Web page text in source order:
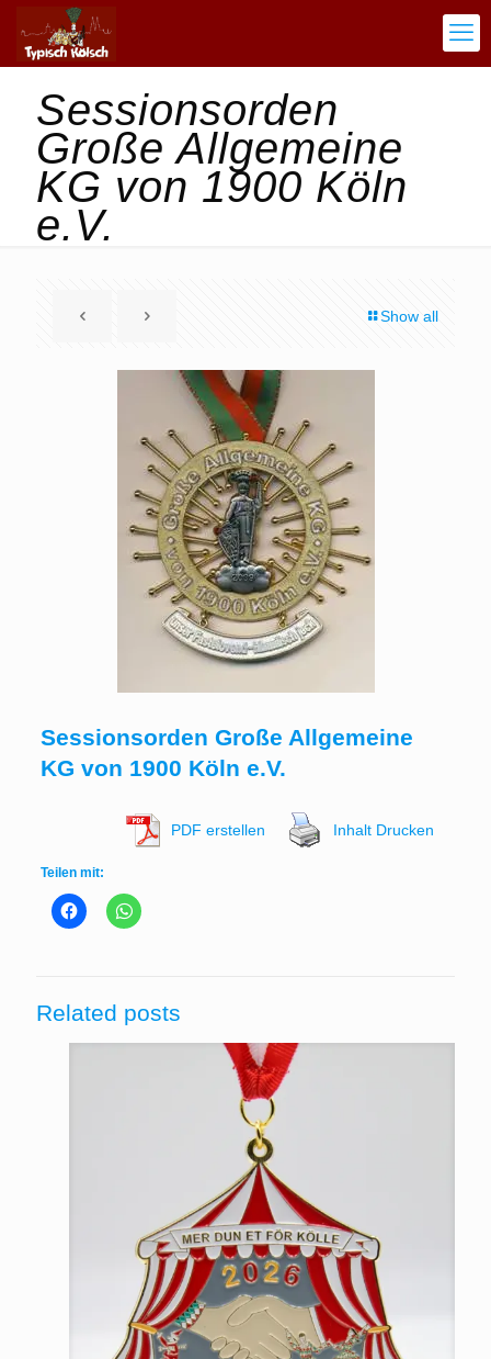
Sessionsorden
Große Allgemeine
KG von 1900 Köln
e.V.
Show all
Sessionsorden Große Allgemeine
KG von 1900 Köln e.V.
PDF erstellen Inhalt Drucken
Teilen mit:
Related posts